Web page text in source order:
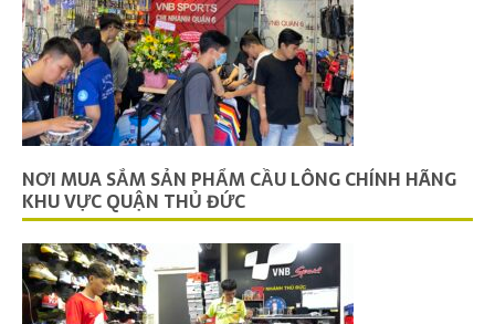
NƠI MUA SẮM SẢN PHẨM CẦU LÔNG CHÍNH HÃNG
KHU VỰC QUẬN THỦ ĐỨC